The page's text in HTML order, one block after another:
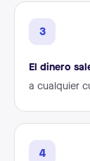
3
El dinero
a cualquier
4